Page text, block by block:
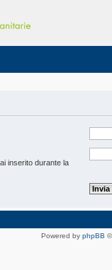
inserito durante la
Powered by phpBB